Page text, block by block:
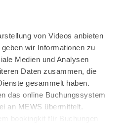
von Videos anbieten
wir Informationen zu
Medien und Analysen
Daten zusammen, die
gesammelt haben.
das online Buchungssystem
an MEWS übermittelt.